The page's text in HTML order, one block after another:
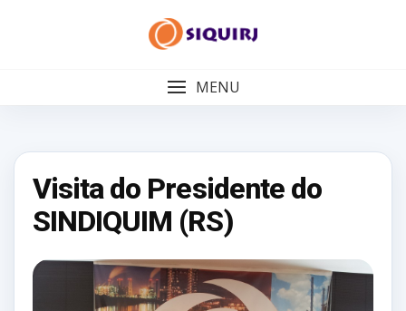
MENU
Visita do Presidente do
SINDIQUIM (RS)